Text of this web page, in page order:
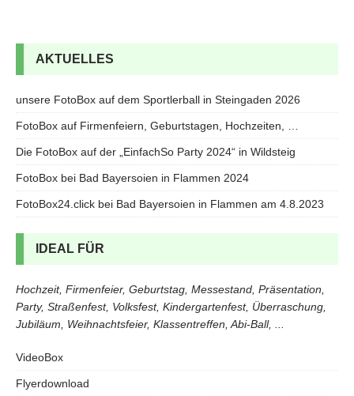
AKTUELLES
unsere FotoBox auf dem Sportlerball in Steingaden 2026
FotoBox auf Firmenfeiern, Geburtstagen, Hochzeiten, …
Die FotoBox auf der „EinfachSo Party 2024“ in Wildsteig
FotoBox bei Bad Bayersoien in Flammen 2024
FotoBox24.click bei Bad Bayersoien in Flammen am 4.8.2023
IDEAL FÜR
Hochzeit, Firmenfeier, Geburtstag, Messestand, Präsentation,
Party, Straßenfest, Volksfest, Kindergartenfest, Überraschung,
Jubiläum, Weihnachtsfeier, Klassentreffen, Abi-Ball, ...
VideoBox
Flyerdownload